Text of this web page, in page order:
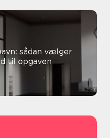
sådan vælger
til opgaven